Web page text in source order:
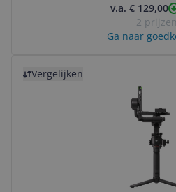
v.a. € 129,00
2 prijzen
Ga naar
Vergelijken